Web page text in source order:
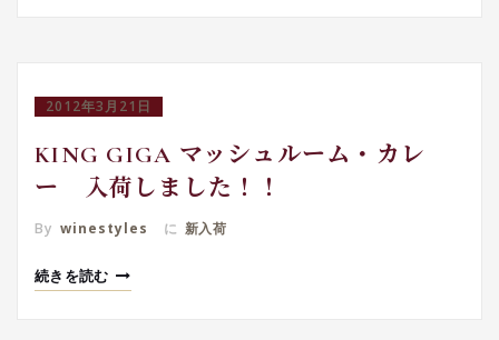
2012年3月21日
KING GIGA マッシュルーム・カレ
ー 入荷しました！！
By winestyles に 新入荷
続きを読む